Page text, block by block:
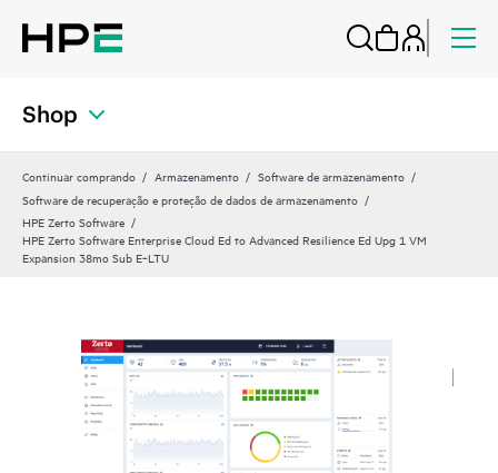
Shop
Continuar comprando Armazenamento
Software de armazenamento
Software de recuperação e proteção de dados de armazenamento
HPE Zerto Software
HPE Zerto Software Enterprise Cloud Ed to Advanced Resilience Ed Upg 1 VM
Expansion 38mo Sub E‑LTU